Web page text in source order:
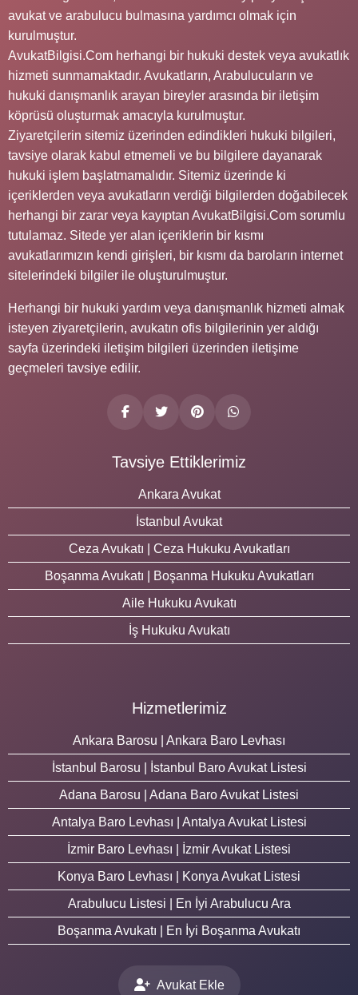
avukat ve arabulucu bulmasına yardımcı olmak için
kurulmuştur.
AvukatBilgisi.Com herhangi bir hukuki destek veya avukatlık
hizmeti sunmamaktadır. Avukatların, Arabulucuların ve
hukuki danışmanlık arayan bireyler arasında bir iletişim
köprüsü oluşturmak amacıyla kurulmuştur.
Ziyaretçilerin sitemiz üzerinden edindikleri hukuki bilgileri,
tavsiye olarak kabul etmemeli ve bu bilgilere dayanarak
hukuki işlem başlatmamalıdır. Sitemiz üzerinde ki
içeriklerden veya avukatların verdiği bilgilerden doğabilecek
herhangi bir zarar veya kayıptan AvukatBilgisi.Com sorumlu
tutulamaz. Sitede yer alan içeriklerin bir kısmı
avukatlarımızın kendi girişleri, bir kısmı da baroların internet
sitelerindeki bilgiler ile oluşturulmuştur.
Herhangi bir hukuki yardım veya danışmanlık hizmeti almak
isteyen ziyaretçilerin, avukatın ofis bilgilerinin yer aldığı
sayfa üzerindeki iletişim bilgileri üzerinden iletişime
geçmeleri tavsiye edilir.
Tavsiye Ettiklerimiz
Ankara Avukat
İstanbul Avukat
Ceza Avukatı | Ceza Hukuku Avukatları
Boşanma Avukatı | Boşanma Hukuku Avukatları
Aile Hukuku Avukatı
İş Hukuku Avukatı
Hizmetlerimiz
Ankara Barosu | Ankara Baro Levhası
İstanbul Barosu | İstanbul Baro Avukat Listesi
Adana Barosu | Adana Baro Avukat Listesi
Antalya Baro Levhası | Antalya Avukat Listesi
İzmir Baro Levhası | İzmir Avukat Listesi
Konya Baro Levhası | Konya Avukat Listesi
Arabulucu Listesi | En İyi Arabulucu Ara
Boşanma Avukatı | En İyi Boşanma Avukatı
Avukat Ekle